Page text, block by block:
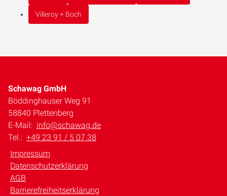
Villeroy + Boch
Schawag GmbH
Böddinghauser Weg 91
58840 Plettenberg
E-Mail: info@schawag.de
Tel.: +49 23 91 / 5 07 38
Impressum
Datenschutzerklärung
AGB
Barrierefreiheitserklärung